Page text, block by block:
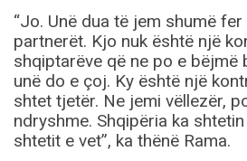
“Jo. Unë dua të jem shumë
partnerët. Kjo nuk është një
shqiptarëve që ne po e bëjmë
unë do e çoj. Ky është një
shtet tjetër. Ne jemi vëllezër,
ndryshme. Shqipëria ka
shtetit e vet”, ka thënë Rama.